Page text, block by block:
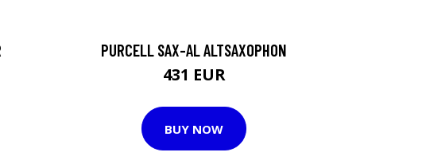
PURCELL SAX-AL ALTSAXOPHON
431 EUR
BUY NOW